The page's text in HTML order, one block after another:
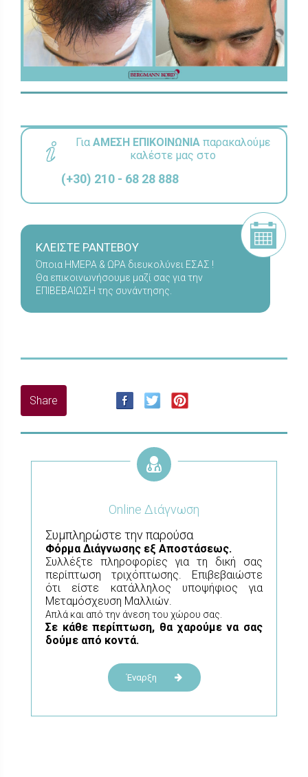
ΓιαΑΜΕΣΗ ΕΠΙΚΟΙΝΩΝΙΑ παρακαλούμε
καλέστε μας στο
(+30) 210 - 68 28 888
ΚΛΕΙΣΤΕ ΡΑΝΤΕΒΟΥ
Όποια ΗΜΕΡΑ & ΩΡΑ διευκολύνει ΕΣΑΣ !
Θα επικοινωνήσουμε μαζί σας για την
ΕΠΙΒΕΒΑΙΩΣΗ της συνάντησης.
Online Διάγνωση
Συμπληρώστε την παρούσα
Φόρμα Διάγνωσης εξ Αποστάσεως.
Συλλέξτε πληροφορίες για τη δική σας
περίπτωση τριχόπτωσης. Επιβεβαιώστε
ότι είστε κατάλληλος υποψήφιος για
Μεταμόσχευση Μαλλιών.
Απλά και από την άνεση του χώρου σας.
Σε κάθε περίπτωση, θα χαρούμε να σας
δούμε από κοντά.
Έναρξη